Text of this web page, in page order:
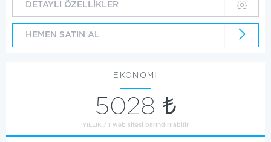
DETAYLI ÖZELLİKLER
HEMEN SATIN AL
EKONOMİ
5028 ₺
YILLIK / 1 web sitesi barındırılabilir